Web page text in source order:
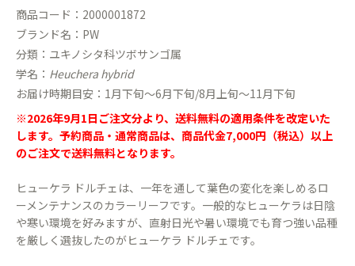
商品コード：2000001872
ブランド名：PW
分類：ユキノシタ科ツボサンゴ属
学名： Heuchera hybrid
お届け時期目安：1月下旬〜6月下旬/8月上旬〜11月下旬
※2026年9月1日ご注文分より、送料無料の適用条件を改定いた
します。予約商品・通常商品は、商品代金7,000円（税込）以上
のご注文で送料無料となります。
ヒューケラ ドルチェは、一年を通して葉色の変化を楽しめるロ
ーメンテナンスのカラーリーフです。一般的なヒューケラは日陰
や寒い環境を好みますが、直射日光や暑い環境でも育つ強い品種
を厳しく選抜したのがヒューケラ ドルチェです。